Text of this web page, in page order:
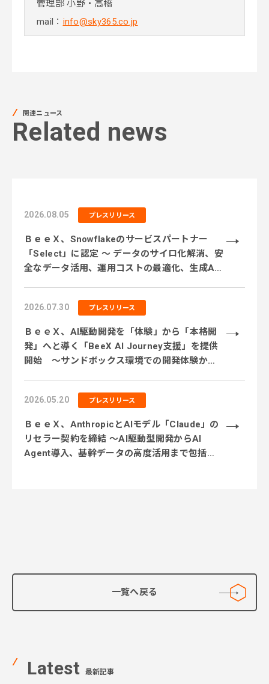
管理部 小野・高橋
mail： info@sky365.co.jp
関連ニュース
Related news
2026.08.05 プレスリリース
ＢｅｅＸ、Snowflakeのサービスパートナー
「Select」に認定 ～ データのサイロ化解消、安
全なデータ活用、運用コストの最適化、生成AI
2026.07.30 プレスリリース
ＢｅｅＸ、AI駆動開発を「体験」から「本格開
発」へと導く「BeeX AI Journey支援」を提供
開始 ～サンドボックス環境での開発体験から
2026.05.20 プレスリリース
ＢｅｅＸ、AnthropicとAIモデル「Claude」の
リセラー契約を締結 〜AI駆動型開発からAI
Agent導入、基幹データの高度活用まで包括的
一覧へ戻る
Latest 最新記事